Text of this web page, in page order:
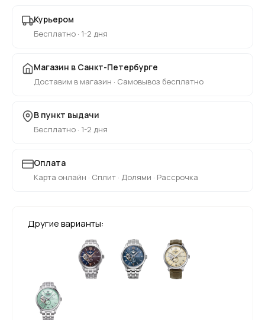
Курьером
Бесплатно · 1-2 дня
Магазин в Санкт-Петербурге
Доставим в магазин · Самовывоз бесплатно
В пункт выдачи
Бесплатно · 1-2 дня
Оплата
Карта онлайн · Сплит · Долями · Рассрочка
Другие варианты: